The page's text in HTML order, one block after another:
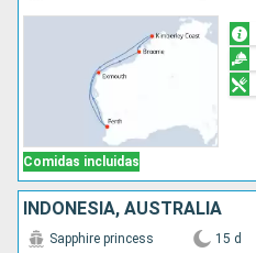
Comidas incluidas
INDONESIA, AUSTRALIA
Sapphire princess 15 d